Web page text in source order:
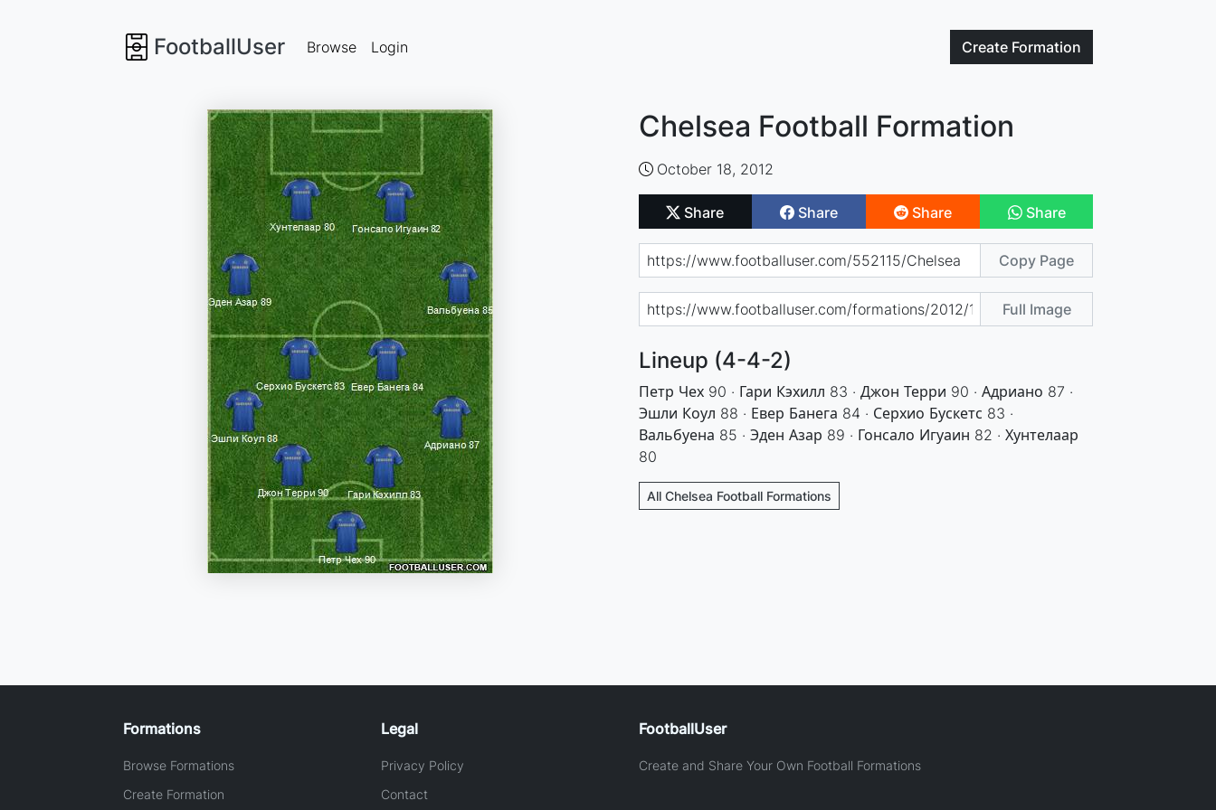
FootballUser Create Formation
Browse Login
Chelsea Football Formation
October 18, 2012
Share Share Share Share
Copy Page
Full Image
Lineup (4-4-2)
Петр Чех 90 · Гари Кэхилл 83 · Джон Терри 90 · Адриано 87 ·
Эшли Коул 88 · Евер Банега 84 · Серхио Бускетс 83 ·
Вальбуена 85 · Эден Азар 89 · Гонсало Игуаин 82 · Хунтелаар
80
All Chelsea Football Formations
Formations
Browse Formations
Create Formation
Legal
Privacy Policy
Contact
FootballUser
Create and Share Your Own Football Formations